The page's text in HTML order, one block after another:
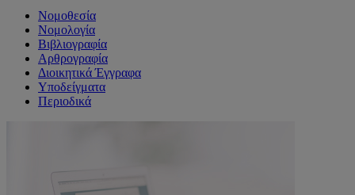
Νομοθεσία
Νομολογία
Βιβλιογραφία
Αρθρογραφία
Διοικητικά Έγγραφα
Υποδείγματα
Περιοδικά